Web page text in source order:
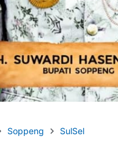
Soppeng SulSel